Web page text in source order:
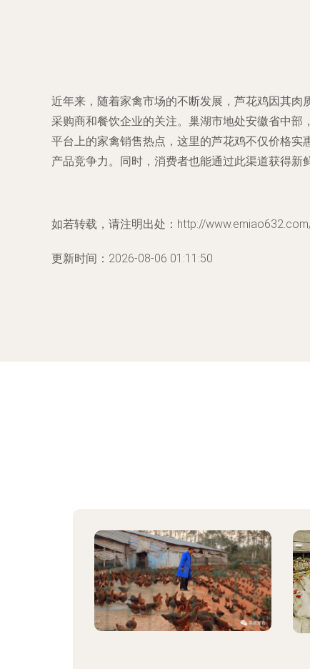
近年来，随着家禽市场的不断发展，芦花鸡因其
采购商和餐饮企业的关注。巢湖市地处安徽省中
平台上的家禽销售热点，这里的芦花鸡不仅价格
产品竞争力。同时，消费者也能通过此渠道获得新
如若转载，请注明出处：http://
更新时间：2026-08-06 01:11:50